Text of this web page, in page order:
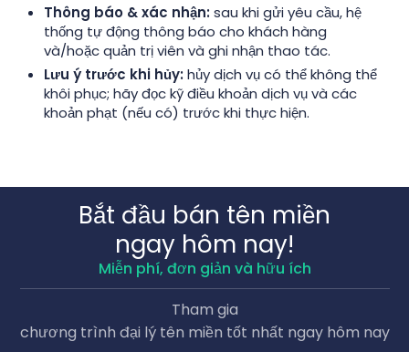
Thông báo & xác nhận:sau khi gửi yêu cầu, hệ
thống tự động thông báo cho khách hàng
và/hoặc quản trị viên và ghi nhận thao tác.
Lưu ý trước khi hủy:hủy dịch vụ có thể không thể
khôi phục; hãy đọc kỹ điều khoản dịch vụ và các
khoản phạt (nếu có) trước khi thực hiện.
Bắt đầu bán tên miền
ngay hôm nay!
Miễn phí, đơn giản và hữu ích
Tham gia
chương trình đại lý tên miền tốt nhất ngay hôm nay